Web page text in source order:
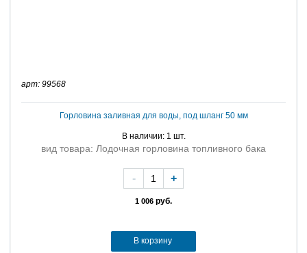
арт: 99568
Горловина заливная для воды, под шланг 50 мм
В наличии: 1 шт.
вид товара: Лодочная горловина топливного бака
1 006 руб.
- +
В корзину